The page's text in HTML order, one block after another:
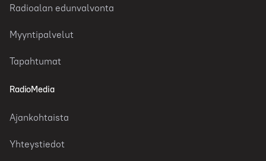
Radioalan edunvalvonta
Myyntipalvelut
Tapahtumat
RadioMedia
Ajankohtaista
Yhteystiedot